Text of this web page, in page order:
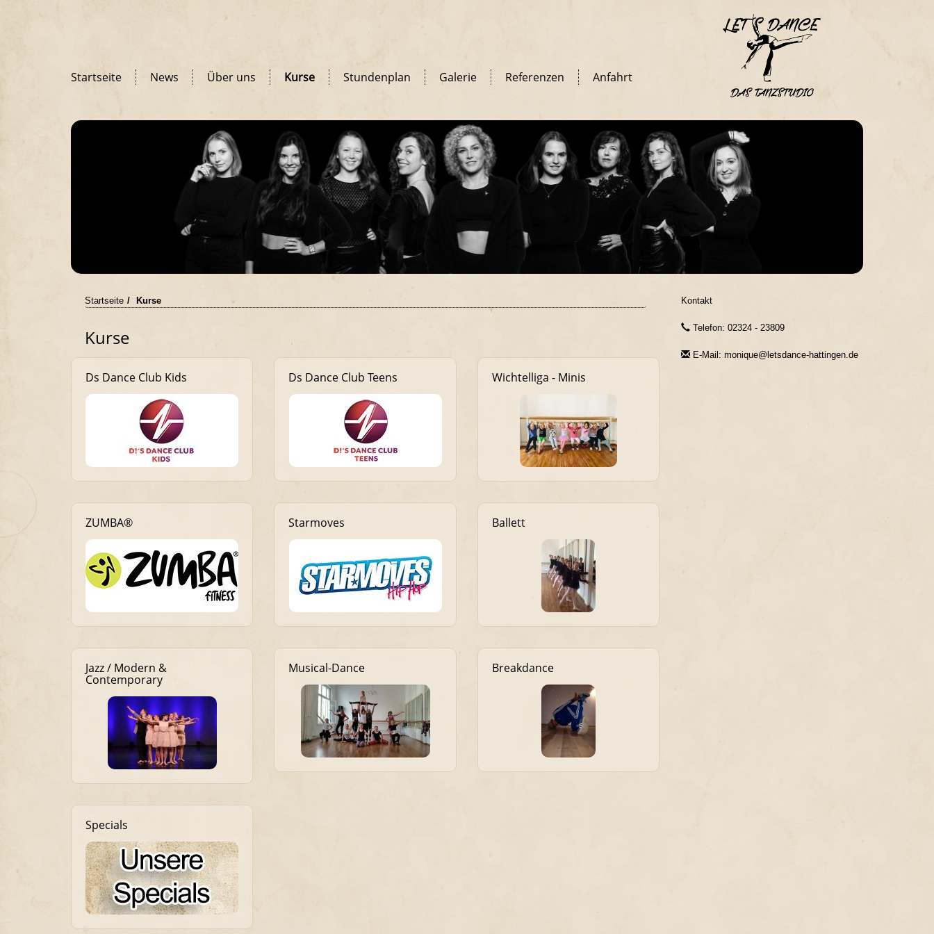
Startseite News Über uns Kurse Stundenplan Galerie Referenzen Anfahrt
Startseite Kurse
Kurse
Ds Dance Club Kids Ds Dance Club Teens Wichtelliga - Minis
ZUMBA® Starmoves Ballett
Jazz / Modern &
Contemporary
Musical-Dance Breakdance
Specials
Kontakt
Telefon: 02324 - 23809
E-Mail: monique@letsdance-hattingen.de